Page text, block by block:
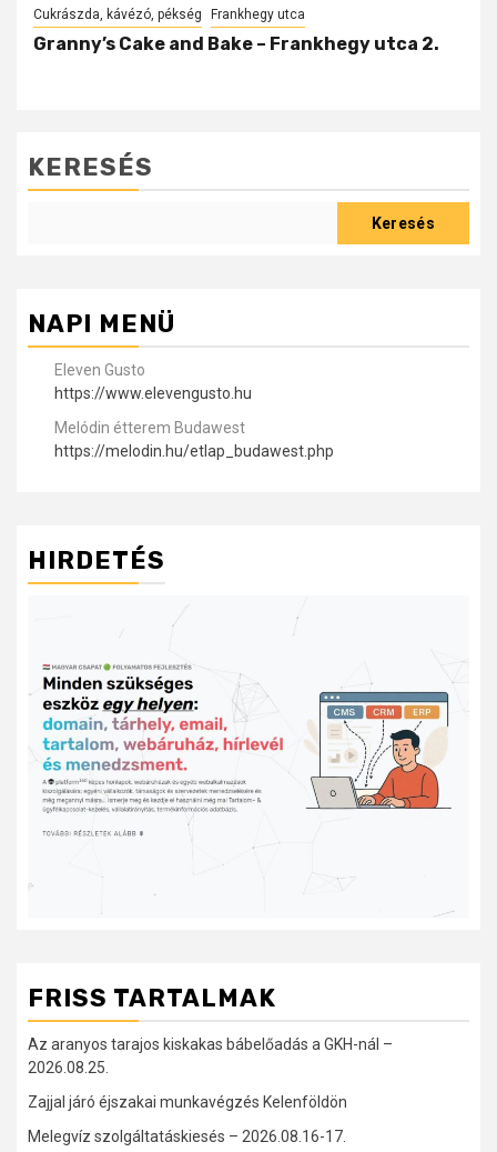
Cukrászda, kávézó, pékség Frankhegy utca
Granny’s Cake and Bake – Frankhegy utca 2.
KERESÉS
Keresés
NAPI MENÜ
Eleven Gusto
https://www.elevengusto.hu
Melódin étterem Budawest
https://melodin.hu/etlap_budawest.php
HIRDETÉS
FRISS TARTALMAK
Az aranyos tarajos kiskakas bábelőadás a GKH-nál –
2026.08.25.
Zajjal járó éjszakai munkavégzés Kelenföldön
Melegvíz szolgáltatáskiesés – 2026.08.16-17.